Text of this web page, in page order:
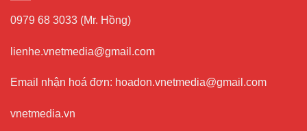
0979 68 3033 (Mr. Hồng)
lienhe.vnetmedia@gmail.com
Email nhận hoá đơn: hoadon.vnetmedia@gmail.com
vnetmedia.vn